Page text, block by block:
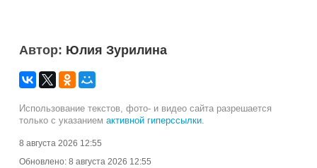
Автор: Юлия Зурилина
Использование текстов, фото- и видео сайта разрешается
только с указанием активной гиперссылки
8 августа 2026 12:55
Обновлено: 8 августа 2026 12:55